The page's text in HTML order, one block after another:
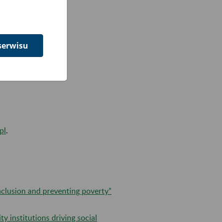
.
and preventing poverty”
institutions driving social